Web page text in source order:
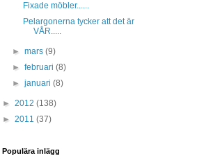
Fixade möbler......
Pelargonerna tycker att det är
VÅR.....
►mars(9)
►februari(8)
►januari(8)
► 2012 (138)
► 2011 (37)
Populära inlägg